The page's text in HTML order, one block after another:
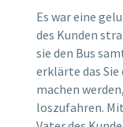
Es war eine
des Kunden
sie den Bus
erklärte das
machen
loszufahren.